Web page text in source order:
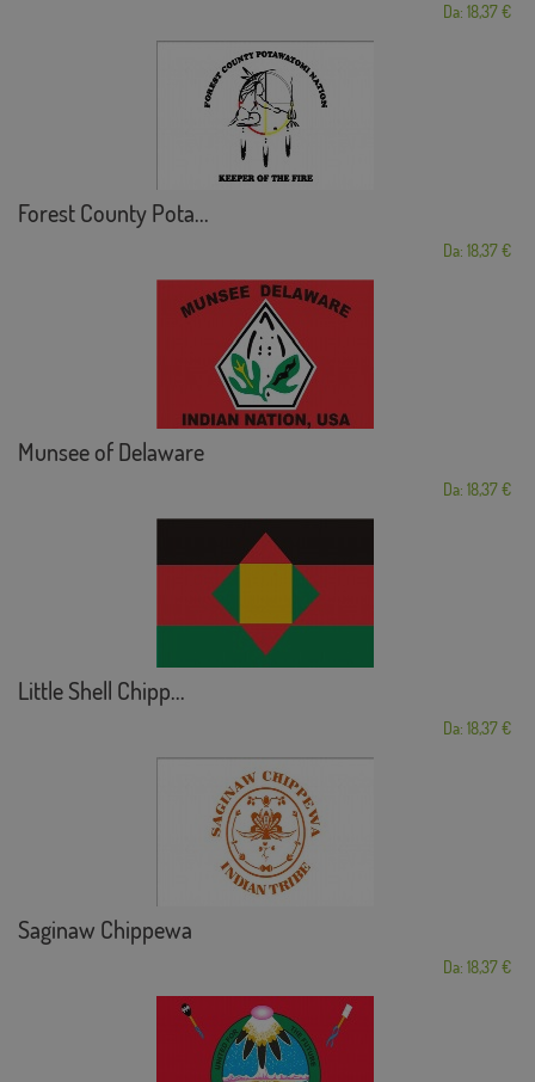
Da: 18,37 €
Forest County Pota...
Da: 18,37 €
Munsee of Delaware
Da: 18,37 €
Little Shell Chipp...
Da: 18,37 €
Saginaw Chippewa
Da: 18,37 €